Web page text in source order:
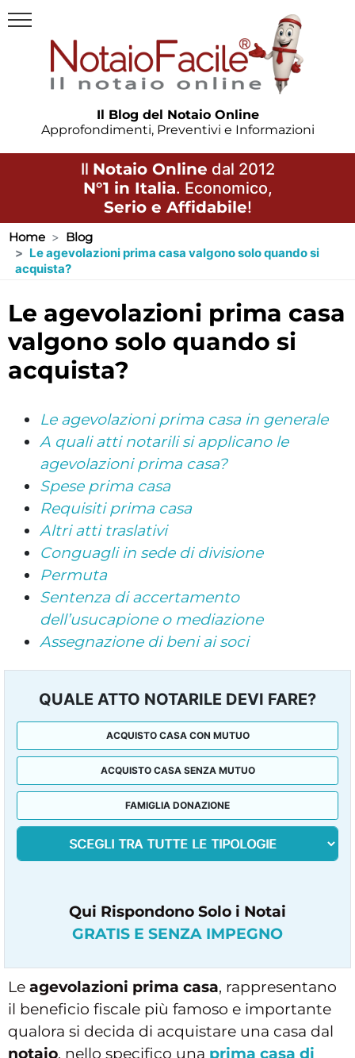
Il Blog del Notaio Online
Approfondimenti, Preventivi e Informazioni
Il Notaio Online dal 2012
N°1 in Italia. Economico,
Serio e Affidabile!
Home
Blog
Le agevolazioni prima casa valgono solo quando si
acquista?
le agevolazioni prima casa
valgono solo quando si
acquista?
Le agevolazioni prima casa in generale
A quali atti notarili si applicano le
agevolazioni prima casa?
Spese prima casa
Requisiti prima casa
Altri atti traslativi
Conguagli in sede di divisione
Permuta
Sentenza di accertamento
dell’usucapione o mediazione
Assegnazione di beni ai soci
QUALE ATTO NOTARILE DEVI FARE?
ACQUISTO CASA CON MUTUO
ACQUISTO CASA SENZA MUTUO
FAMIGLIA DONAZIONE
Qui Rispondono Solo i Notai
GRATIS E SENZA IMPEGNO
Le agevolazioni prima casa, rappresentano
il beneficio fiscale più famoso e importante
qualora si decida di acquistare una casa dal
notaio, nello specifico una prima casa di